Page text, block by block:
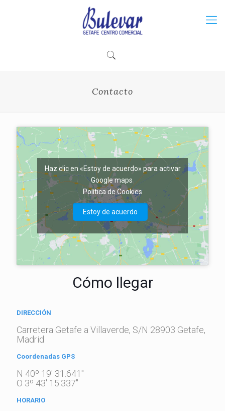
Contacto
Haz clic en «Estoy de acuerdo» para activar
Google maps
Política de Cookies
Estoy de acuerdo
Cómo llegar
DIRECCIÓN
Carretera Getafe a Villaverde, S/N 28903 Getafe,
Madrid
Coordenadas GPS
N 40º 19' 31.641"
O 3º 43' 15.337"
HORARIO